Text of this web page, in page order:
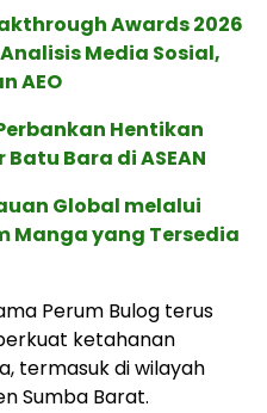
Awards 2026
Media Sosial,
AEO
Hentikan
Bara di ASEAN
Global melalui
Manga yang Tersedia
Perum Bulog terus
ketahanan
termasuk di wilayah
Sumba Barat.